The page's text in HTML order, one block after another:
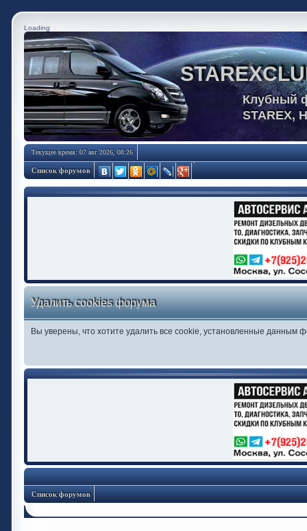
Loading
Клубный
STAREX,
Текущее время: 07 авг 2026, 08:26
Список форумов
Удалить cookies форума
Вы уверены, что хотите удалить все cookie, установленные данным
Список форумов